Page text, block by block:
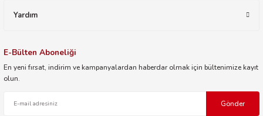
Yardım
E-Bülten Aboneliği
En yeni fırsat, indirim ve kampanyalardan haberdar olmak için bültenimize kayıt
olun.
Gönder